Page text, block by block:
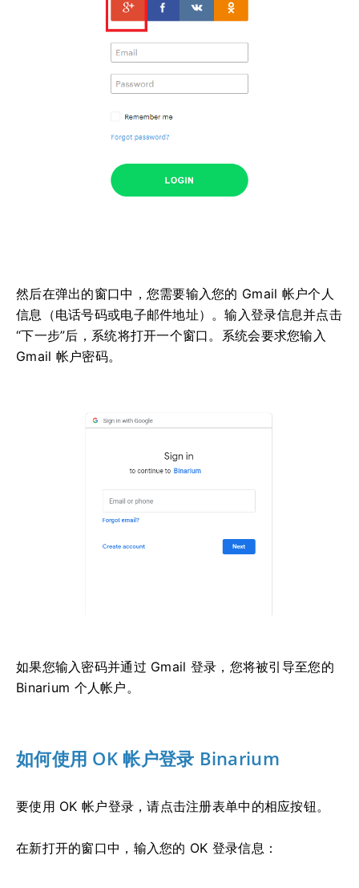
然后在弹出的窗口中，您需要输入您的 Gmail 帐户个人
信息（电话号码或电子邮件地址）。输入登录信息并点击
“下一步”后，系统将打开一个窗口。系统会要求您输入
Gmail 帐户密码。
如果您输入密码并通过 Gmail 登录，您将被引导至您的
Binarium 个人帐户。
如何使用 OK 帐户登录 Binarium
要使用 OK 帐户登录，请点击注册表单中的相应按钮。
在新打开的窗口中，输入您的 OK 登录信息：